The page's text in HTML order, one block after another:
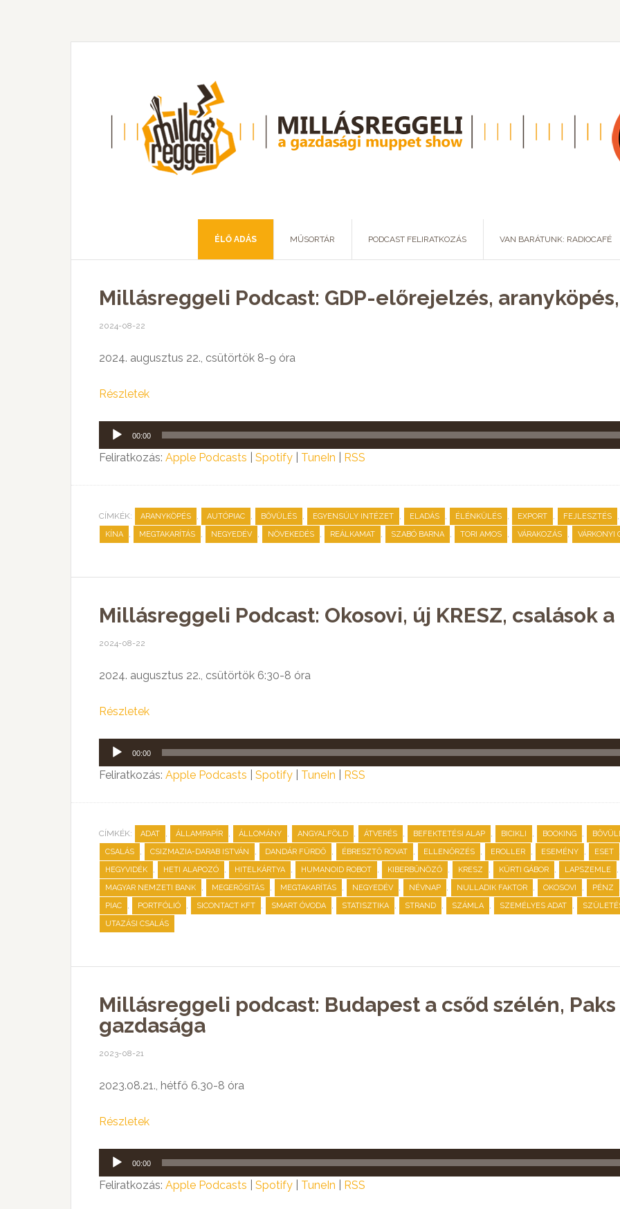
ÉLŐ ADÁS MŰSORTÁR PODCAST FELIRATKOZÁS VAN BARÁTUNK: RADIOCAFÉ
Millásreggeli Podcast: GDP-előrejelzés,
2024-08-22
2024. augusztus 22., csütörtök 8-9 óra
Részletek
Audió
lejátszó
00:00
Feliratkozás: Apple Podcasts Spotify TuneIn RSS
CÍMKÉK: ARANYKÖPÉS , AUTÓPIAC , BŐVÜLÉS , EGYENSÚLY INTÉZET , ELADÁS , ÉLÉNKÜLÉS , EXPORT , FEJLESZTÉS ,
KÍNA , MEGTAKARÍTÁS , NEGYEDÉV , NÖVEKEDÉS , REÁLKAMAT , SZABÓ BARNA , TORI AMOS , VÁRAKOZÁS , VÁRKONYI
Millásreggeli Podcast: Okosovi, új KRESZ, csalások
2024-08-22
2024. augusztus 22., csütörtök 6:30-8 óra
Részletek
Audió
lejátszó
00:00
Feliratkozás: Apple Podcasts Spotify TuneIn RSS
CÍMKÉK: ADAT , ÁLLAMPAPÍR , ÁLLOMÁNY , ANGYALFÖLD , ÁTVERÉS , BEFEKTETÉSI ALAP , BICIKLI , BOOKING ,
CSALÁS , CSIZMAZIA-DARAB ISTVÁN , DANDÁR FÜRDŐ , ÉBRESZTŐ ROVAT , ELLENŐRZÉS , EROLLER , ESEMÉNY , ESET
HEGYVIDÉK , HETI ALAPOZÓ , HITELKÁRTYA , HUMANOID ROBOT , KIBERBŰNÖZŐ , KRESZ , KÜRTI GÁBOR , LAPSZEMLE ,
MAGYAR NEMZETI BANK , MEGERŐSÍTÁS , MEGTAKARÍTÁS , NEGYEDÉV , NÉVNAP , NULLADIK FAKTOR , OKOSOVI , PÉNZ
PIAC , PORTFÓLIÓ , SICONTACT KFT , SMART ÓVODA , STATISZTIKA , STRAND , SZÁMLA , SZEMÉLYES ADAT ,
UTAZÁSI CSALÁS
Millásreggeli podcast: Budapest a csőd szélén,
gazdasága
2023-08-21
2023.08.21., hétfő 6.30-8 óra
Részletek
Audió
lejátszó
00:00
Feliratkozás: Apple Podcasts Spotify TuneIn RSS